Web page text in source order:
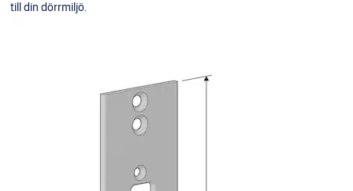
till din dörrmiljö.